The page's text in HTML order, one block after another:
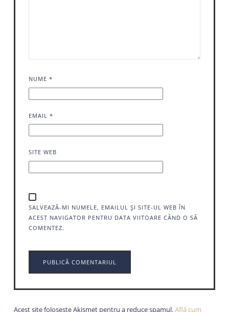
NUME *
EMAIL *
SITE WEB
SALVEAZĂ-MI NUMELE, EMAILUL ȘI SITE-UL WEB ÎN
ACEST NAVIGATOR PENTRU DATA VIITOARE CÂND O SĂ
COMENTEZ.
Acest site folosește Akismet pentru a reduce spamul.Află cum